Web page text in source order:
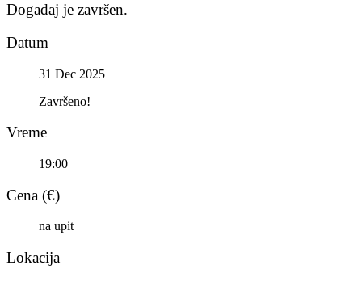
Događaj je završen.
Datum
31 Dec 2025
Završeno!
Vreme
19:00
Cena (€)
na upit
Lokacija